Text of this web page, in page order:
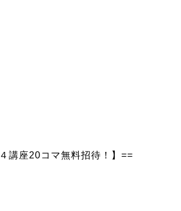
講座20コマ無料招待！】==